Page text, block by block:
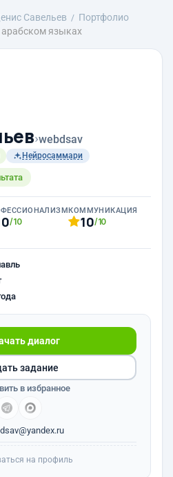
Савельев
Портфолио
арабском языках
›webdsav
Нейросаммари
/10
КОММУНИКАЦИЯ
10/10
диалог
задание
в избранное
на профиль